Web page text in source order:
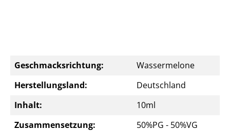
Geschmacksrichtung:
Wassermelone
Herstellungsland:
Deutschland
Inhalt:
10ml
Zusammensetzung:
50%PG - 50%VG